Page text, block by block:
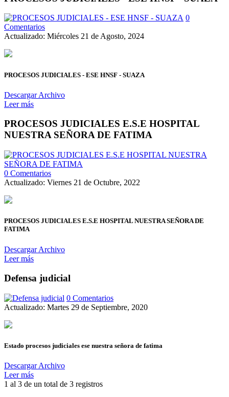
0
Comentarios
Actualizado: Miércoles 21 de Agosto, 2024
PROCESOS JUDICIALES - ESE HNSF - SUAZA
Descargar Archivo
Leer más
PROCESOS JUDICIALES E.S.E HOSPITAL
NUESTRA SEÑORA DE FATIMA
0 Comentarios
Actualizado: Viernes 21 de Octubre, 2022
PROCESOS JUDICIALES E.S.E HOSPITAL NUESTRA SEÑORA DE
FATIMA
Descargar Archivo
Leer más
Defensa judicial
0 Comentarios
Actualizado: Martes 29 de Septiembre, 2020
Estado procesos judiciales ese nuestra señora de fatima
Descargar Archivo
Leer más
1 al 3 de un total de 3 registros